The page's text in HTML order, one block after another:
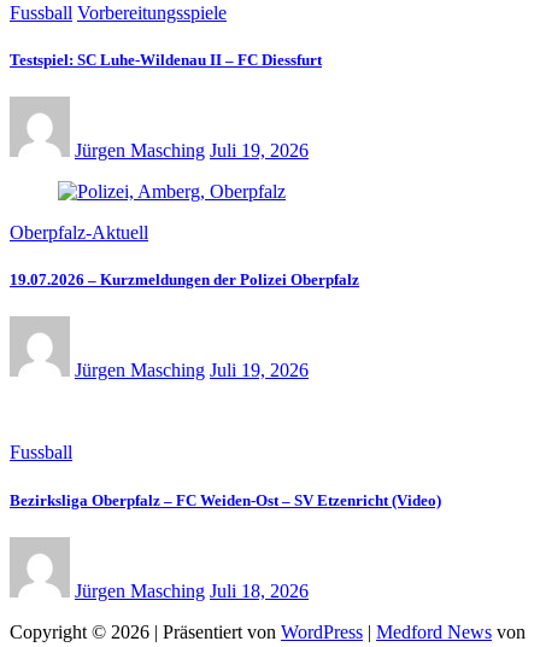
Fussball Vorbereitungsspiele
Testspiel: SC Luhe-Wildenau II – FC Diessfurt
Jürgen Masching Juli 19, 2026
Oberpfalz-Aktuell
19.07.2026 – Kurzmeldungen der Polizei Oberpfalz
Jürgen Masching Juli 19, 2026
Fussball
Bezirksliga Oberpfalz – FC Weiden-Ost – SV Etzenricht (Video)
Jürgen Masching Juli 18, 2026
Copyright © 2026 | Präsentiert von WordPress | Medford News von